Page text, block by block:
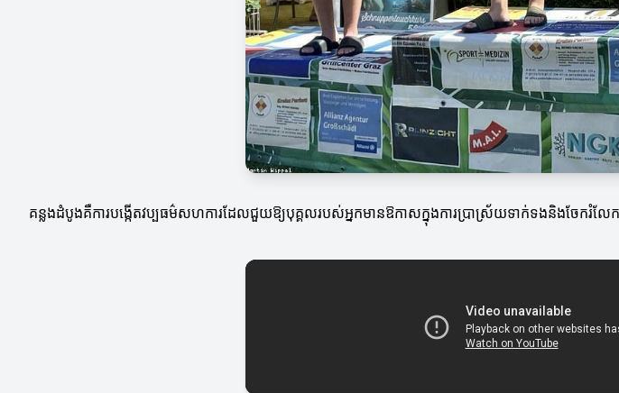
គន្លងដំបូងគឺការបង្កើតវប្បធម៌សហការដែលជួយឱ្យបុគ្គលរបស់អ្នកមានឱកាសក្នុងការប្រាស្រ័យទាក់ទងនិងចែករំលែក